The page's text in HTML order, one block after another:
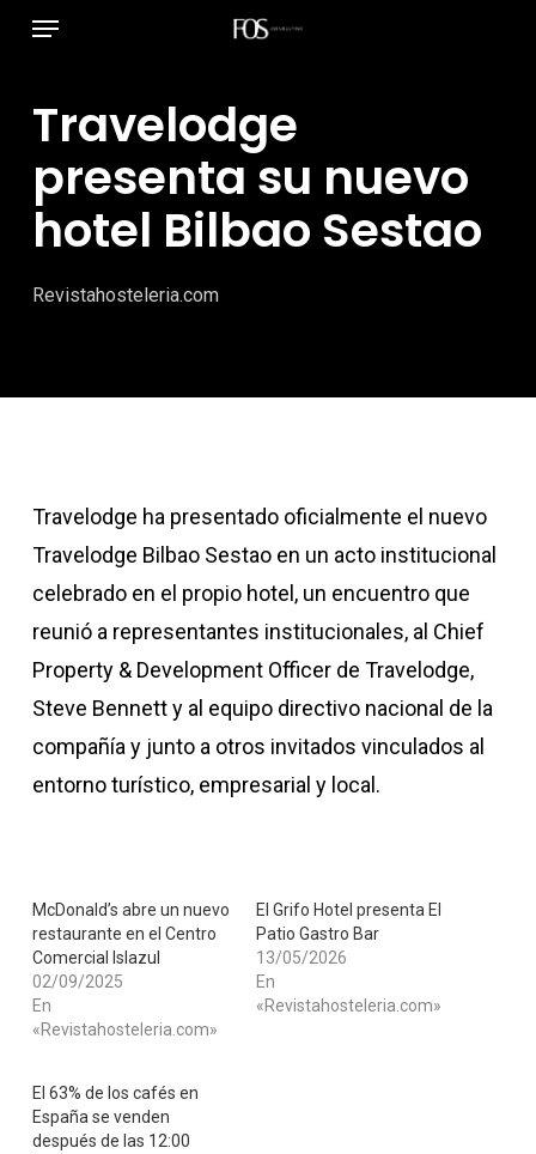
principal
Menú
Travelodge
presenta su nuevo
hotel Bilbao Sestao
Revistahosteleria.com
Travelodge ha presentado oficialmente el nuevo
Travelodge Bilbao Sestao en un acto institucional
celebrado en el propio hotel, un encuentro que
reunió a representantes institucionales, al Chief
Property & Development Officer de Travelodge,
Steve Bennett y al equipo directivo nacional de la
compañía y junto a otros invitados vinculados al
entorno turístico, empresarial y local.
McDonald’s abre un nuevo
restaurante en el Centro
Comercial Islazul
02/09/2025
En
«Revistahosteleria.com»
El Grifo Hotel presenta El
Patio Gastro Bar
13/05/2026
En
«Revistahosteleria.com»
El 63% de los cafés en
España se venden
después de las 12:00